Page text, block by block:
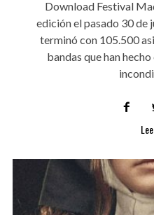
Download Festival
edición el pasado 30 de
terminó con 105.500
bandas que han